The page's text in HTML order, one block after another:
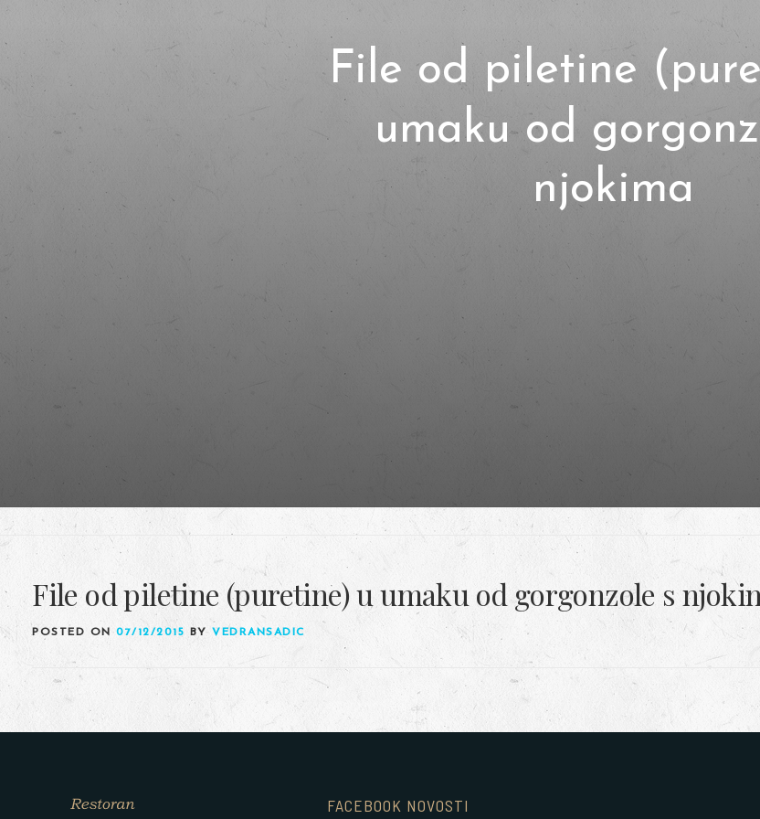
File od piletine
umaku od
njokima
File od piletine (puretine) u umaku od gorgonzole s
POSTED ON07/12/2015 BY VEDRANSADIC
FACEBOOK NOVOSTI